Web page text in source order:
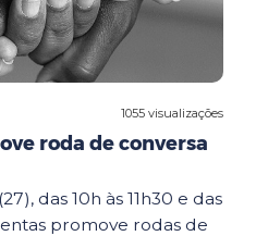
1055 visualizações
roda de conversa
das 10h às 11h30 e das
promove rodas de